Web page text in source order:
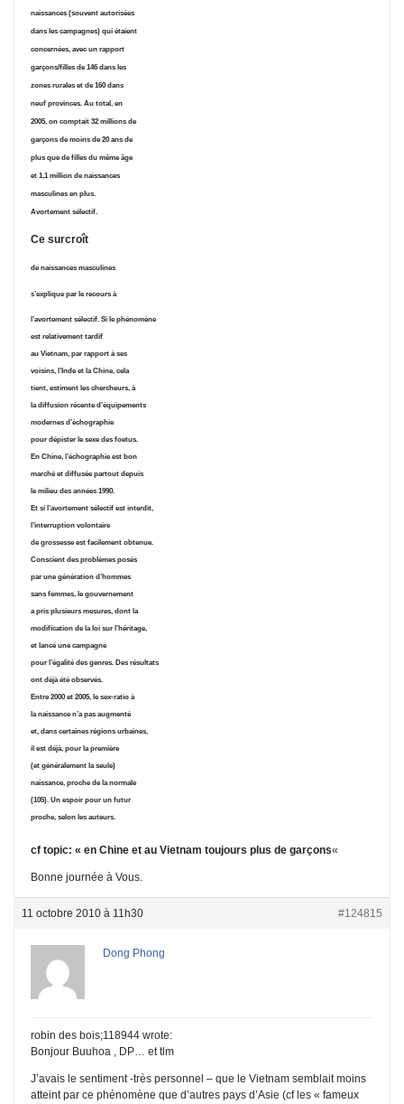
naissances (souvent autorisées
dans les campagnes) qui étaient
concernées, avec un rapport
garçons/filles de 146 dans les
zones rurales et de 160 dans
neuf provinces. Au total, en
2005, on comptait 32 millions de
garçons de moins de 20 ans de
plus que de filles du même âge
et 1,1 million de naissances
masculines en plus.
Avortement sélectif.
Ce surcroît
de naissances masculines
s’explique par le recours à
l’avortement sélectif. Si le phénomène
est relativement tardif
au Vietnam, par rapport à ses
voisins, l’Inde et la Chine, cela
tient, estiment les chercheurs, à
la diffusion récente d’équipements
modernes d’échographie
pour dépister le sexe des foetus.
En Chine, l’échographie est bon
marché et diffusée partout depuis
le milieu des années 1990.
Et si l’avortement sélectif est interdit,
l’interruption volontaire
de grossesse est facilement obtenue.
Conscient des problèmes posés
par une génération d’hommes
sans femmes, le gouvernement
a pris plusieurs mesures, dont la
modification de la loi sur l’héritage,
et lancé une campagne
pour l’égalité des genres. Des résultats
ont déjà été observés.
Entre 2000 et 2005, le sex-ratio à
la naissance n’a pas augmenté
et, dans certaines régions urbaines,
il est déjà, pour la première
(et généralement la seule)
naissance, proche de la normale
(105). Un espoir pour un futur
proche, selon les auteurs.
cf topic: « en Chine et au Vietnam toujours plus de garçons«
Bonne journée à Vous.
11 octobre 2010 à 11h30 #124815
Dong Phong
robin des bois;118944 wrote:
Bonjour Buuhoa , DP… et tlm
J’avais le sentiment -très personnel – que le Vietnam semblait moins
atteint par ce phénomène que d’autres pays d’Asie (cf les « fameux